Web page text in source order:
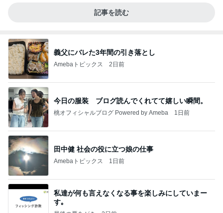
記事を読む
義父にバレた3年間の引き落とし
Amebaトピックス 2日前
今日の服装 ブログ読んでくれてて嬉しい瞬間。
桃オフィシャルブログ Powered by Ameba 1日前
田中健 社会の役に立つ娘の仕事
Amebaトピックス 1日前
私達が何も言えなくなる事を楽しみにしていまー
す｡